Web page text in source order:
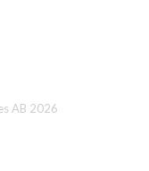
AB 2026